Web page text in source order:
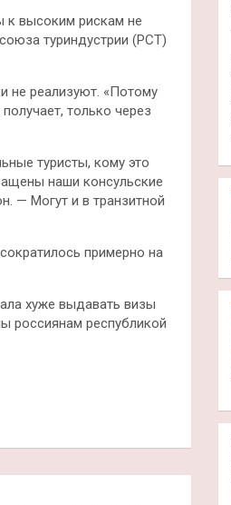
к высоким рискам не
туриндустрии (РСТ)
не реализуют. «Потому
только через
туристы, кому это
наши консульские
— Могут и в транзитной
примерно на
хуже выдавать визы
россиянам республикой